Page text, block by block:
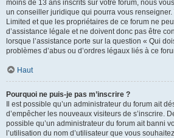
moins de 13 ans inscrits sur votre forum, nous
un conseiller juridique qui pourra vous
Limited et que les propriétaires de ce forum ne
d’assistance légale et ne doivent donc pas être
lorsque l’assistance porte sur la question « Qui
problèmes d’abus ou d’ordres légaux liés à ce
Haut
Pourquoi ne puis-je pas m’inscrire ?
Il est possible qu’un administrateur du forum ait
d’empêcher les nouveaux visiteurs de s’inscrire.
possible qu’un administrateur du forum ait banni
l’utilisation du nom d’utilisateur que vous